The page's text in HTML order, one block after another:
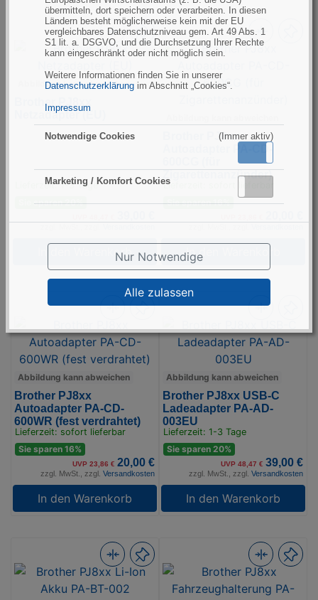
übermitteln, dort speichern oder verarbeiten. In diesen
Ländern besteht möglicherweise kein mit der EU
vergleichbares Datenschutzniveau gem. Art 49 Abs. 1
S1 lit. a. DSGVO, und die Durchsetzung Ihrer Rechte
kann eingeschränkt oder nicht möglich sein.
Weitere Informationen finden Sie in unserer
Datenschutzerklärung im Abschnitt „Cookies“.
Impressum
Notwendige Cookies (Immer aktiv)
Marketing / Komfort Cookies
Nur Notwendige
Alle zulassen
Abbildung kann abweichen
Brother PJ8xx
Netzadapter (EU)
Lieferzeit: 1-3 Tage
Sie sparen 20%
In den Warenkorb
Brother PJ8xx
Zigarettenanzünder)
Lieferzeit: sofort lieferbar
Sie sparen 16%
In den Warenkorb
Abbildung kann abweichen
Brother PJ8xx
Autoadapter PA-CD-
600WR (fest verdrahtet)
Lieferzeit: sofort lieferbar
Sie sparen 16%
UVP 23,86 € 20,00 €
zzgl. MwSt., zzgl. Versandkosten
In den Warenkorb
Abbildung kann abweichen
Brother PJ8xx USB-C
Ladeadapter PA-AD-
003EU
Lieferzeit: 1-3 Tage
Sie sparen 20%
UVP 48,47 € 39,00 €
zzgl. MwSt., zzgl. Versandkosten
In den Warenkorb